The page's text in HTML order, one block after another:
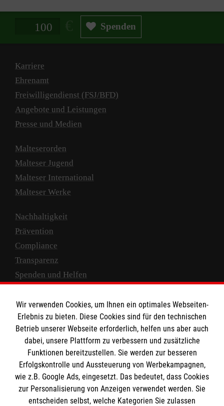
Spendenbetrag in Euro Spenden
Karriere
Ehrenamt
Freiwilligendienst (FSJ/BFD)
Angebote und Leistungen
Presse und Medien
Malteserorden
Malteser Jugend
Malteser International
Malteser Werke
Nachhaltigkeit
Prävention
Compliance
Transparenz
Spenden und Helfen
Empfänger: Malteser Hilfsdienst e.V.
IBAN: DE10 3706 0120 1201 2000 12
BIC: GENODED 1PA7
Wir verwenden Cookies, um Ihnen ein optimales Webseiten-
Erlebnis zu bieten. Diese Cookies sind für den technischen
Betrieb unserer Webseite erforderlich, helfen uns aber auch
dabei, unsere Plattform zu verbessern und zusätzliche
Funktionen bereitzustellen. Sie werden zur besseren
Erfolgskontrolle und Aussteuerung von Werbekampagnen,
wie z.B. Google Ads, eingesetzt. Das bedeutet, dass Cookies
zur Personalisierung von Anzeigen verwendet werden. Sie
entscheiden selbst, welche Kategorien Sie zulassen